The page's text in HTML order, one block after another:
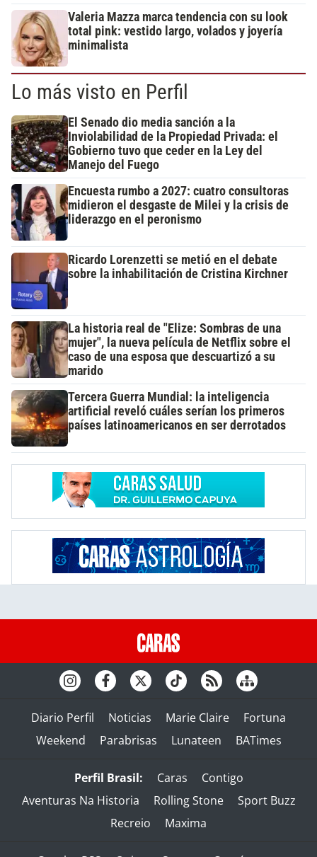
Valeria Mazza marca tendencia con su look
total pink: vestido largo, volados y joyería
minimalista
Lo más visto en Perfil
El Senado dio media sanción a la
Inviolabilidad de la Propiedad Privada: el
Gobierno tuvo que ceder en la Ley del
Manejo del Fuego
Encuesta rumbo a 2027: cuatro consultoras
midieron el desgaste de Milei y la crisis de
liderazgo en el peronismo
Ricardo Lorenzetti se metió en el debate
sobre la inhabilitación de Cristina Kirchner
La historia real de "Elize: Sombras de una
mujer", la nueva película de Netflix sobre el
caso de una esposa que descuartizó a su
marido
Tercera Guerra Mundial: la inteligencia
artificial reveló cuáles serían los primeros
países latinoamericanos en ser derrotados
Diario Perfil Noticias Marie Claire
Fortuna
Weekend
Parabrisas Lunateen BATimes
Perfil Brasil: Caras
Contigo
Aventuras Na Historia
Rolling Stone
Sport Buzz
Recreio
Maxima